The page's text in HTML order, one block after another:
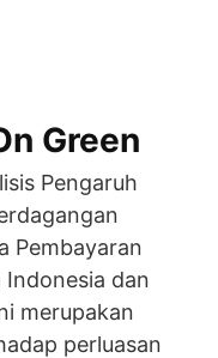
Green
Pengaruh
Pembayaran
dan
merupakan
perluasan